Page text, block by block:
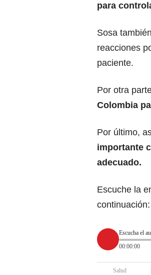
para
Sosa
reacciones
paciente.
Por otra
Colombia
Por último,
importante
adecuado.
Escuche la
continuación:
Escucha el
00:00:00
Salud